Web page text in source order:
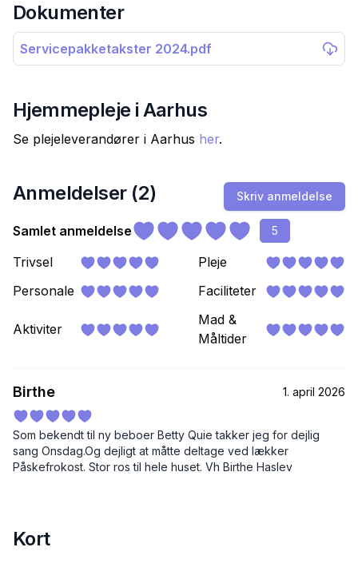
Dokumenter
Servicepakketakster 2024.pdf
Hjemmepleje i Aarhus
Se plejeleverandører i Aarhus her.
Anmeldelser (2) Skriv anmeldelse
Samlet anmeldelse 5
Trivsel
Pleje
Personale
Faciliteter
Aktiviter
Mad &
Måltider
Birthe 1. april 2026
Som bekendt til ny beboer Betty Quie takker jeg for dejlig
sang Onsdag.Og dejligt at måtte deltage ved lækker
Påskefrokost. Stor ros til hele huset. Vh Birthe Haslev
Kort